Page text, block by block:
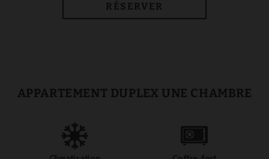
RÉSERVER
APPARTEMENT DUPLEX UNE CHAMBRE